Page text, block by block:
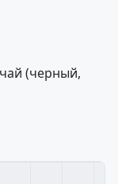
(черный,